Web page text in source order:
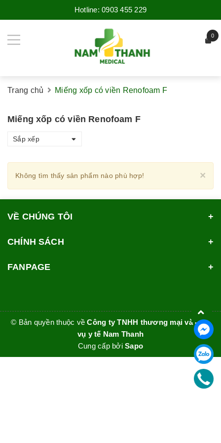
Hotline:0903 455 229
0
Trang chủ Miếng xốp có viền Renofoam F
Miếng xốp có viền Renofoam F
Sắp xếp
×
Không tìm thấy sản phẩm nào phù hợp!
VỀ CHÚNG TÔI
CHÍNH SÁCH
FANPAGE
© Bản quyền thuộc vềCông ty TNHH thương mại và dịch
vụ y tế Nam Thanh
Cung cấp bởiSapo